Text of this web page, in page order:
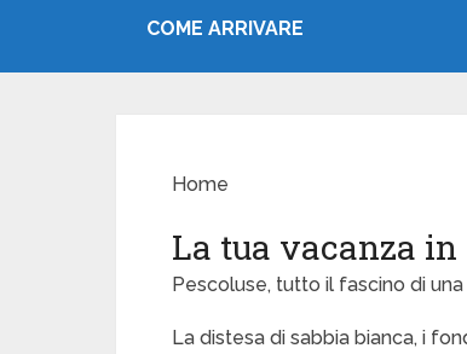
COME ARRIVARE
Home
La tua vacanza in
Pescoluse, tutto il fascino di
La distesa di sabbia bianca, i